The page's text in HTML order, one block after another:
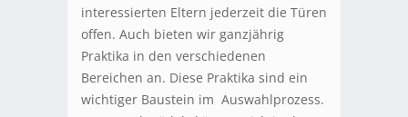
interessierten Eltern jederzeit die Türen
offen. Auch bieten wir ganzjährig
Praktika in den verschiedenen
Bereichen an. Diese Praktika sind ein
wichtiger Baustein im Auswahlprozess.